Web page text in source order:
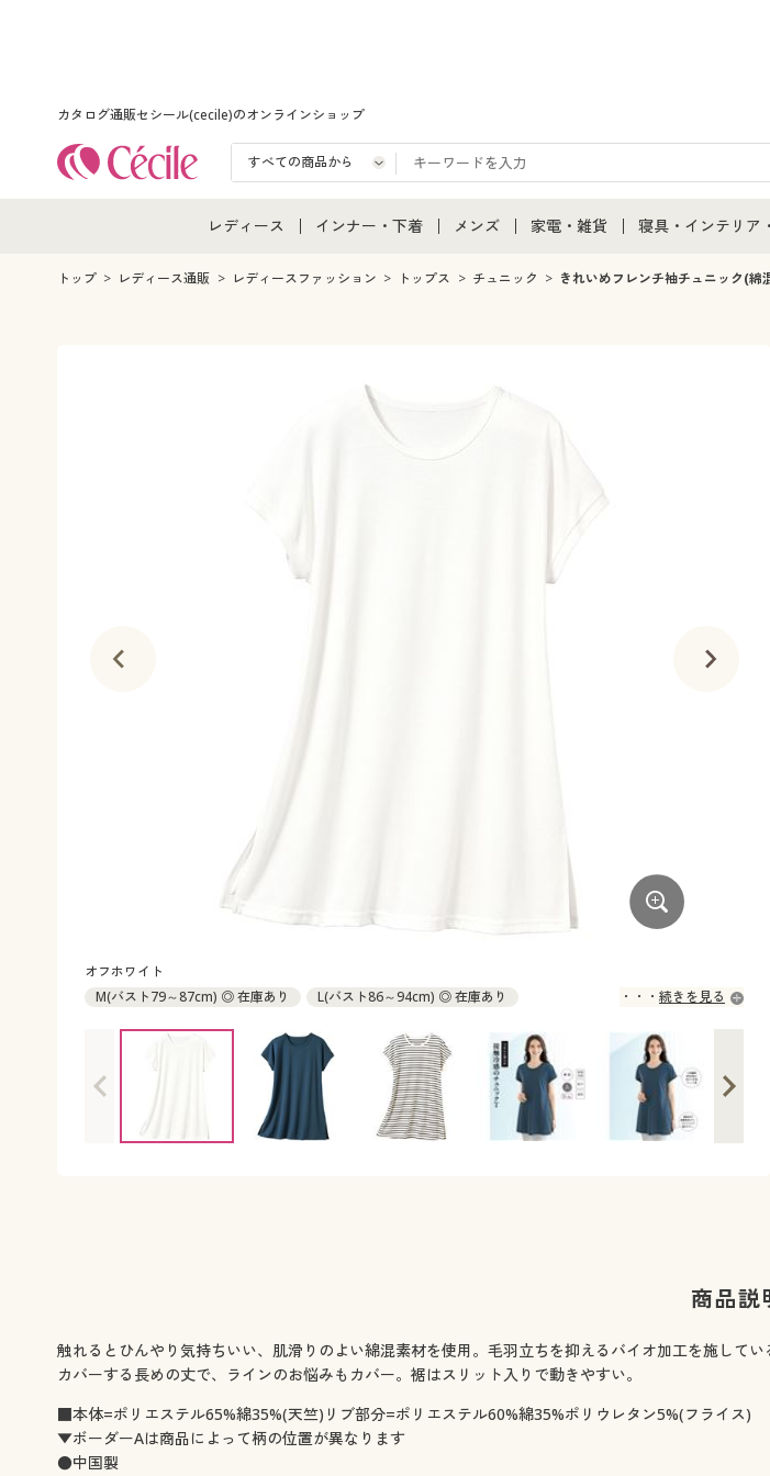
カタログ通販セシール(cecile)のオンラインショップ
レディース
レディース通販すべて
インナー・下着
インナー・下着通販すべて
メンズ下着
ジュニア・ティーンズ下着
メンズ
メンズ通販すべて
家電・雑貨
家電・雑貨すべて
寝具・インテリア
寝具・インテリア
カーテン・ラグ
トップ レディース通販 レディースファッション トップス チュニック きれいめフレンチ袖チュニック(綿
オフホワイト
M(バスト79～87cm) ◎ 在庫あり
L(バスト86～94cm) ◎ 在庫あり
続きを見る
商品説
触れるとひんやり気持ちいい、肌滑りのよい綿混素材を使用。毛羽立ちを抑えるバイオ加工を施して
カバーする長めの丈で、ラインのお悩みもカバー。裾はスリット入りで動きやすい。
■本体=ポリエステル65%綿35%(天竺)リブ部分=ポリエステル60%綿35%ポリウレタン5%(フライス)
▼ボーダーAは商品によって柄の位置が異なります
●中国製